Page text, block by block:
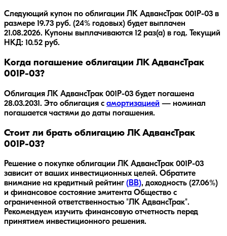
Следующий купон по облигации ЛК АдвансТрак 001Р-03 в
размере 19.73 руб. (24% годовых) будет выплачен
21.08.2026. Купоны выплачиваются 12 раз(а) в год. Текущий
НКД: 10.52 руб.
Когда погашение облигации ЛК АдвансТрак
001Р-03?
Облигация ЛК АдвансТрак 001Р-03 будет погашена
28.03.2031. Это облигация с амортизацией — номинал
погашается частями до даты погашения.
Стоит ли брать облигацию ЛК АдвансТрак
001Р-03?
Решение о покупке облигации ЛК АдвансТрак 001Р-03
зависит от ваших инвестиционных целей. Обратите
внимание на кредитный рейтинг (BB), доходность (27.06%)
и финансовое состояние эмитента Общество с
ограниченной ответственностью "ЛК АдвансТрак".
Рекомендуем изучить финансовую отчетность перед
принятием инвестиционного решения.